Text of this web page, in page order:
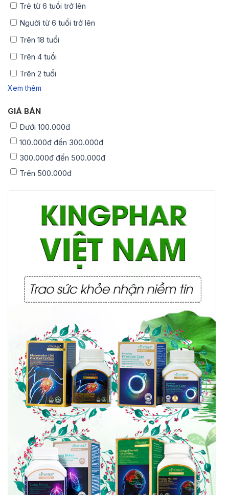
Trẻ từ 6 tuổi trở lên
Người từ 6 tuổi trở lên
Trên 18 tuổi
Trên 4 tuổi
Trên 2 tuổi
Xem thêm
GIÁ BÁN
Dưới 100.000đ
100.000đ đến 300.000đ
300.000đ đến 500.000đ
Trên 500.000đ